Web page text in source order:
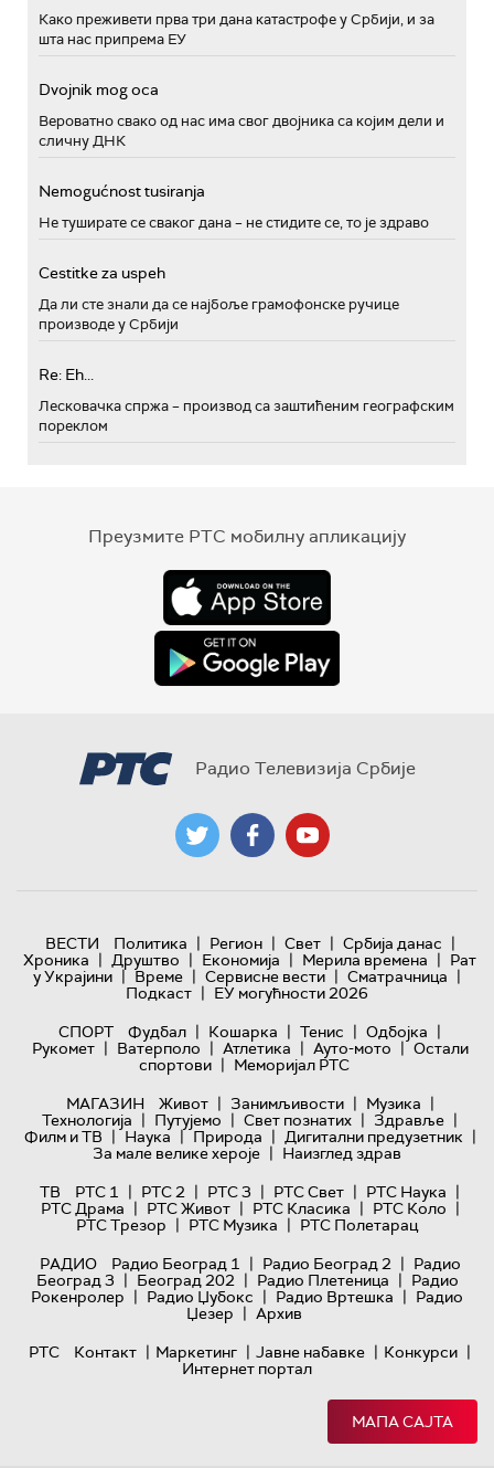
Како преживети прва три дана катастрофе у Србији, и за
шта нас припрема ЕУ
Dvojnik mog oca
Вероватно свако од нас има свог двојника са којим дели и
сличну ДНК
Nemogućnost tusiranja
Не туширате се сваког дана – не стидите се, то је здраво
Cestitke za uspeh
Да ли сте знали да се најбоље грамофонске ручице
производе у Србији
Re: Eh...
Лесковачка спржа – производ са заштићеним географским
пореклом
Преузмите РТС мобилну апликацију
Радио Телевизија Србије
ВЕСТИ Политика | Регион | Свет | Србија данас |
Хроника | Друштво | Економија | Мерила времена | Рат
у Украјини | Време | Сервисне вести | Сматрачница |
Подкаст | ЕУ могућности 2026
СПОРТ
Фудбал | Кошарка | Тенис | Одбојка |
Рукомет | Ватерполо | Атлетика | Ауто-мото | Остали
спортови | Меморијал РТС
МАГАЗИН
Живот | Занимљивости | Музика |
Технологијa | Путујемо | Свет познатих | Здравље |
Филм и ТВ | Наука | Природа | Дигитални предузетник |
За мале велике хероје | Наизглед здрав
ТВ
РТС 1 | РТС 2 | РТС 3 | РТС Свет | РТС Наука |
РТС Драма | РТС Живот | РТС Класика | РТС Коло |
РТС Трезор | РТС Музика | РТС Полетарац
РАДИО
Радио Београд 1 | Радио Београд 2 | Радио
Београд 3 | Београд 202 | Радио Плетеница | Радио
Рокенролер | Радио Џубокс | Радио Вртешка | Радио
Џезер | Архив
РТС
Контакт | Маркетинг | Јавне набавке | Конкурси |
Интернет портал
МАПА САЈТА